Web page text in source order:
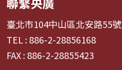
臺北市104中山區北安路55號
TEL : 886-2-28856168
FAX : 886-2-28855423